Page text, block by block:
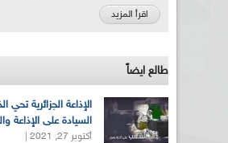
اقرأ المزيد
طالع ايضاً
السيادة على الإذاعة
أكتوبر 27, 2021 |